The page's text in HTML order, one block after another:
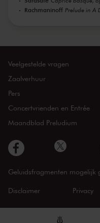
Rachmaninoff Prelude in A
Veelgestelde vragen
Zaalverhuur
Pers
Concertvrienden en Entrée
Maandblad Preludium
Geluidsfragmenten mogelijk
Disclaimer Privacy